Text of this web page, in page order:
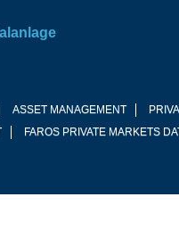
ASSET MANAGEMENT
FAROS PRIVATE MARKETS